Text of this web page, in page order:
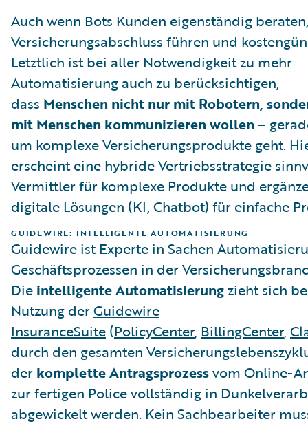
Auch wenn Bots Kunden eigenständig
Versicherungsabschluss führen und
Letztlich ist bei aller Notwendigkeit zu mehr
Automatisierung auch zu berücksichtigen,
dass Menschen nicht nur mit Robotern,
mit Menschen kommunizieren wollen–
um komplexe Versicherungsprodukte geht.
erscheint eine hybride Vertriebsstrategie
Vermittler für komplexe Produkte und
digitale Lösungen (KI, Chatbot) für einfache
GUIDEWIRE: INTELLIGENTE AUTOMATISIERUNG
Guidewire ist Experte in Sachen
Geschäftsprozessen in der
Die intelligente Automatisierungzieht sich
Nutzung derGuidewire
InsuranceSuite (PolicyCenter, BillingCenter,
durch den gesamten
der komplette Antragsprozessvom Online-
zur fertigen Police vollständig in
abgewickelt werden. Kein Sachbearbeiter